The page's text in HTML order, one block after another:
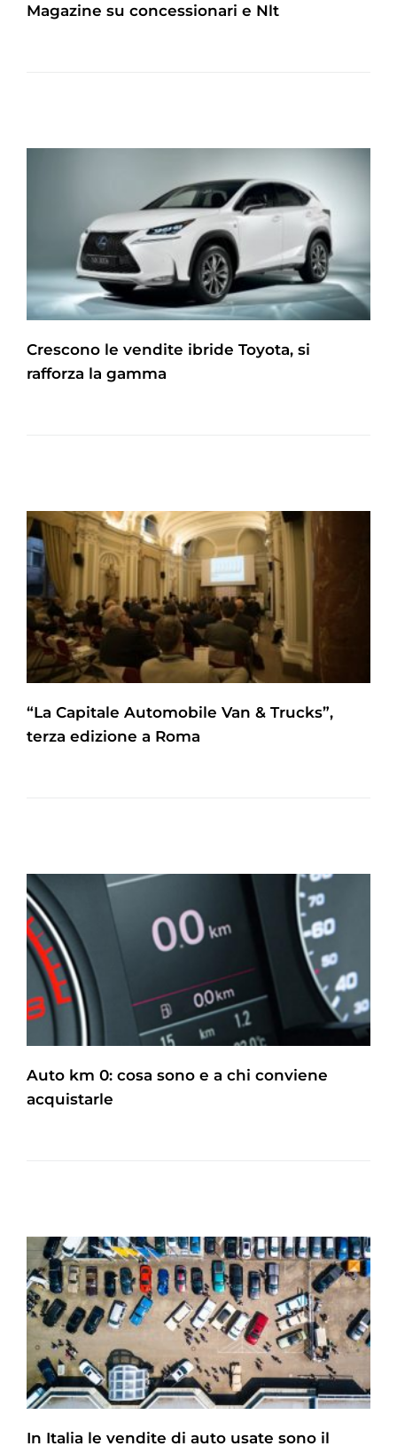
Magazine su concessionari e Nlt
Crescono le vendite ibride Toyota, si
rafforza la gamma
“La Capitale Automobile Van & Trucks”,
terza edizione a Roma
Auto km 0: cosa sono e a chi conviene
acquistarle
In Italia le vendite di auto usate sono il